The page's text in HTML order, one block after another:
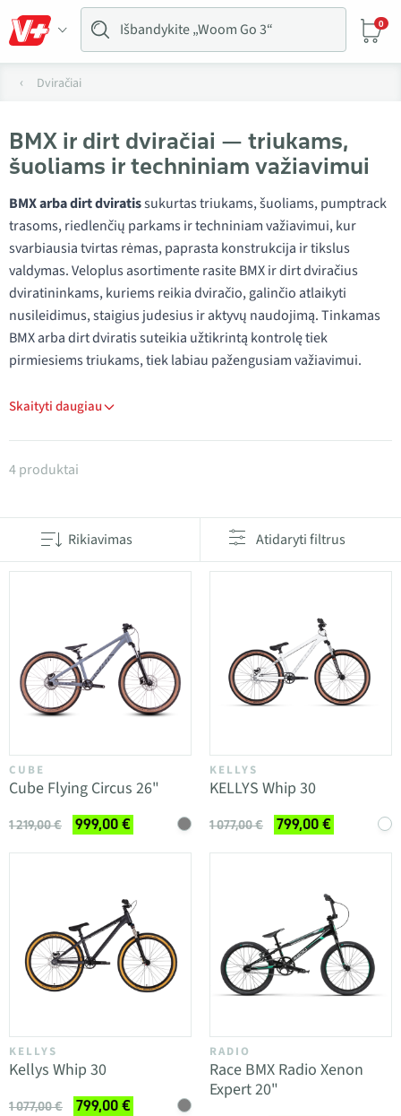
0
Dviračiai
BMX ir dirt dviračiai — triukams,
šuoliams ir techniniam važiavimui
BMX arba dirt dviratissukurtas triukams, šuoliams, pumptrack
trasoms, riedlenčių parkams ir techniniam važiavimui, kur
svarbiausia tvirtas rėmas, paprasta konstrukcija ir tikslus
valdymas. Veloplus asortimente rasite BMX ir dirt dviračius
dviratininkams, kuriems reikia dviračio, galinčio atlaikyti
nusileidimus, staigius judesius ir aktyvų naudojimą. Tinkamas
BMX arba dirt dviratis suteikia užtikrintą kontrolę tiek
pirmiesiems triukams, tiek labiau pažengusiam važiavimui.
Skaityti daugiau
Produktai kategorijoje BMX / Dirt
4 produktai
Rikiavimas Atidaryti filtrus
CUBE
Cube Flying Circus 26"
1 219,00 € 999,00 €
KELLYS
KELLYS Whip 30
1 077,00 € 799,00 €
KELLYS
Kellys Whip 30
1 077,00 € 799,00 €
RADIO
Race BMX Radio Xenon
Expert 20"